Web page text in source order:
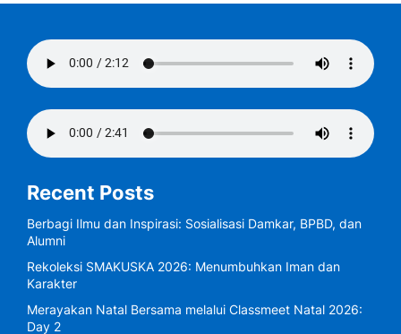
Recent Posts
Berbagi Ilmu dan Inspirasi: Sosialisasi Damkar, BPBD, dan
Alumni
Rekoleksi SMAKUSKA 2026: Menumbuhkan Iman dan
Karakter
Merayakan Natal Bersama melalui Classmeet Natal 2026:
Day 2